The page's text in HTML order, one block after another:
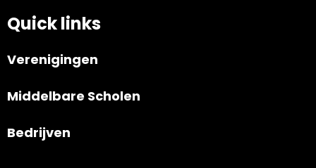
Quick links
Verenigingen
Middelbare Scholen
Bedrijven